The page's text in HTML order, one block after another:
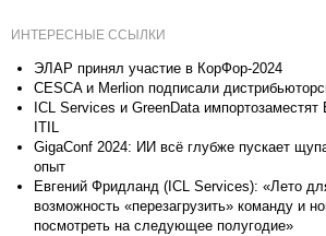
ИНТЕРЕСНЫЕ ССЫЛКИ
ЭЛАР принял участие в КорФор-2024
CESCA и Merlion подписали
ICL Services и GreenData импортозаместят
ITIL
GigaConf 2024: ИИ всё глубже пускает
опыт
Евгений Фридланд (ICL Services): «Лето
возможность «перезагрузить» команду и
посмотреть на следующее полугодие»